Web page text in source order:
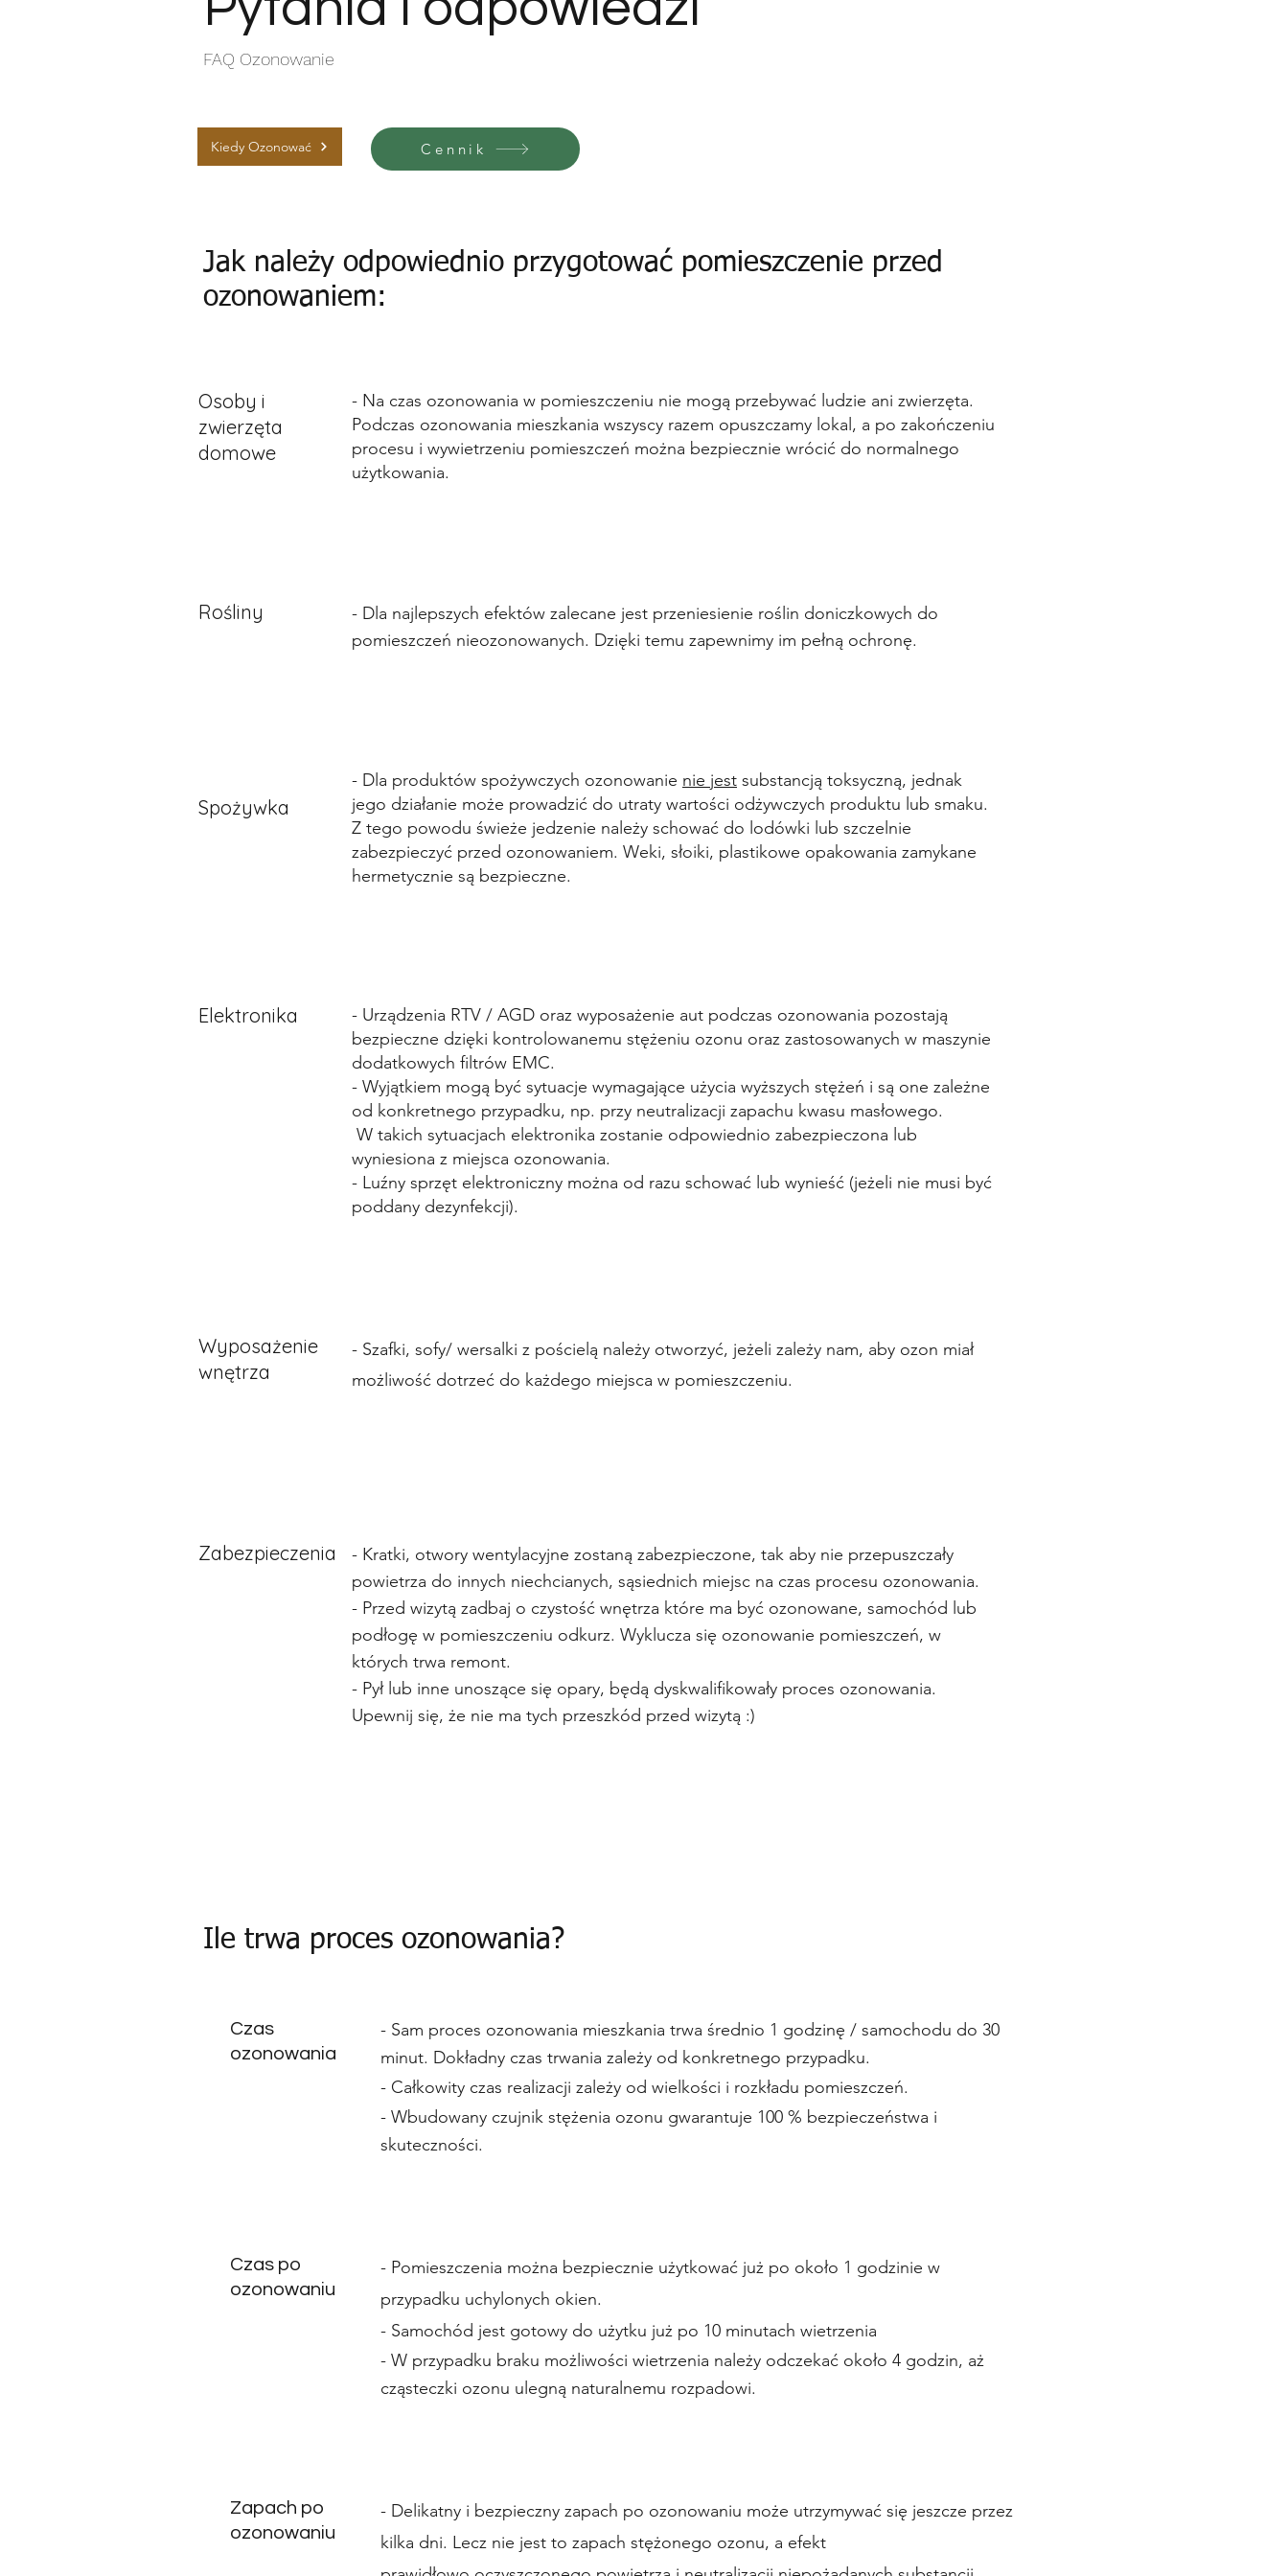
FAQ Ozonowanie
Kiedy Ozonować Cennik
Jak należy odpowiednio przygotować pomieszczenie przed
ozonowaniem:
Osoby i
zwierzęta
domowe
- Na czas ozonowania w pomieszczeniu nie mogą przebywać ludzie ani zwierzęta.
Podczas ozonowania mieszkania wszyscy razem opuszczamy lokal, a po zakończeniu
procesu i wywietrzeniu pomieszczeń można bezpiecznie wrócić do normalnego
użytkowania.
Rośliny
- Dla najlepszych efektów zalecane jest przeniesienie roślin doniczkowych do
pomieszczeń nieozonowanych. Dzięki temu zapewnimy im pełną ochronę.
Spożywka
- Dla produktów spożywczych ozonowanie nie jest substancją toksyczną, jednak
jego działanie może prowadzić do utraty wartości odżywczych produktu lub smaku.
Z tego powodu świeże jedzenie należy schować do lodówki lub szczelnie
zabezpieczyć przed ozonowaniem. Weki, słoiki, plastikowe opakowania zamykane
hermetycznie są bezpieczne.
Elektronika
- Urządzenia RTV / AGD oraz wyposażenie aut podczas ozonowania pozostają
bezpieczne dzięki kontrolowanemu stężeniu ozonu oraz zastosowanych w maszynie
dodatkowych filtrów EMC.
- Wyjątkiem mogą być sytuacje wymagające użycia wyższych stężeń i są one zależne
od konkretnego przypadku, np. przy neutralizacji zapachu kwasu masłowego.
W takich sytuacjach elektronika zostanie odpowiednio zabezpieczona lub
wyniesiona z miejsca ozonowania.
- Luźny sprzęt elektroniczny można od razu schować lub wynieść (jeżeli nie musi być
poddany dezynfekcji).
Wyposażenie
wnętrza
- Szafki, sofy/ wersalki z pościelą należy otworzyć, jeżeli zależy nam, aby ozon miał
możliwość dotrzeć do każdego miejsca w pomieszczeniu.
Zabezpieczenia - Kratki, otwory wentylacyjne zostaną zabezpieczone, tak aby nie przepuszczały
powietrza do innych niechcianych, sąsiednich miejsc na czas procesu ozonowania.
- Przed wizytą zadbaj o czystość wnętrza które ma być ozonowane, samochód lub
podłogę w pomieszczeniu odkurz. Wyklucza się ozonowanie pomieszczeń, w
których trwa remont.
- Pył lub inne unoszące się opary, będą dyskwalifikowały proces ozonowania.
Upewnij się, że nie ma tych przeszkód przed wizytą :)
Ile trwa proces ozonowania?
Czas
ozonowania
- Sam proces ozonowania mieszkania trwa średnio 1 godzinę / samochodu do 30
minut. Dokładny czas trwania zależy od konkretnego przypadku.
- Całkowity czas realizacji zależy od wielkości i rozkładu pomieszczeń.
- Wbudowany czujnik stężenia ozonu gwarantuje 100 % bezpieczeństwa i
skuteczności.
Czas po
ozonowaniu
- Pomieszczenia można bezpiecznie użytkować już po około 1 godzinie w
przypadku uchylonych okien.
- Samochód jest gotowy do użytku już po 10 minutach wietrzenia
- W przypadku braku możliwości wietrzenia należy odczekać około 4 godzin, aż
cząsteczki ozonu ulegną naturalnemu rozpadowi.
Zapach po
ozonowaniu
- Delikatny i bezpieczny zapach po ozonowaniu może utrzymywać się jeszcze przez
kilka dni. Lecz nie jest to zapach stężonego ozonu, a efekt